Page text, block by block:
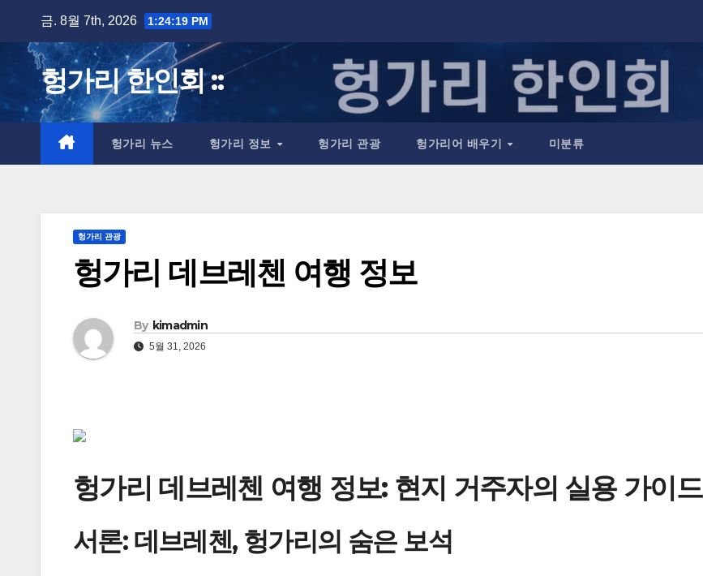
content
금. 8월 7th, 2026 1:24:20 PM
헝가리 한인회 ::
헝가리 뉴스 헝가리 정보 헝가리 관광 헝가리어 배우기 미분류
헝가리 관광
헝가리 데브레첸 여행 정보
By kimadmin
5월 31, 2026
헝가리 데브레첸 여행 정보: 현지 거주자의 실용 가이드
서론: 데브레첸, 헝가리의 숨은 보석